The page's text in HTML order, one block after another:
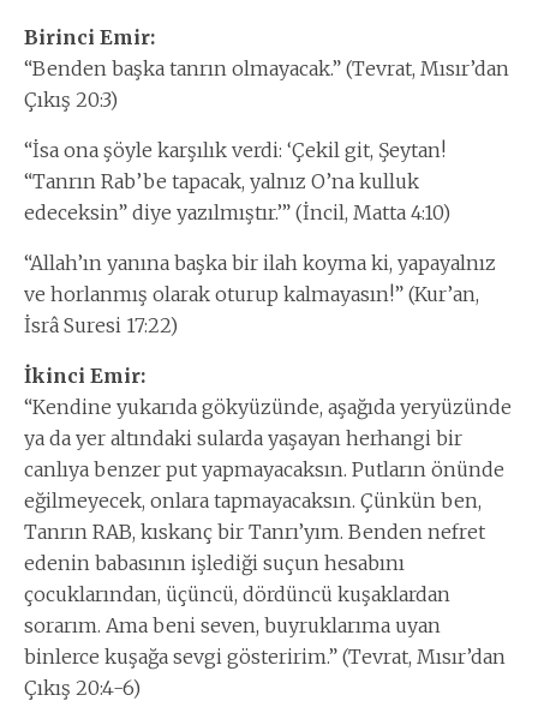
Birinci Emir:
“Benden başka tanrın olmayacak.” (Tevrat, Mısır’dan
Çıkış 20:3)
“İsa ona şöyle karşılık verdi: ‘Çekil git, Şeytan!
“Tanrın Rab’be tapacak, yalnız O’na kulluk
edeceksin” diye yazılmıştır.’” (İncil, Matta 4:10)
“Allah’ın yanına başka bir ilah koyma ki, yapayalnız
ve horlanmış olarak oturup kalmayasın!” (Kur’an,
İsrâ Suresi 17:22)
İkinci Emir:
“Kendine yukarıda gökyüzünde, aşağıda yeryüzünde
ya da yer altındaki sularda yaşayan herhangi bir
canlıya benzer put yapmayacaksın. Putların önünde
eğilmeyecek, onlara tapmayacaksın. Çünkün ben,
Tanrın RAB, kıskanç bir Tanrı’yım. Benden nefret
edenin babasının işlediği suçun hesabını
çocuklarından, üçüncü, dördüncü kuşaklardan
sorarım. Ama beni seven, buyruklarıma uyan
binlerce kuşağa sevgi gösteririm.” (Tevrat, Mısır’dan
Çıkış 20:4-6)